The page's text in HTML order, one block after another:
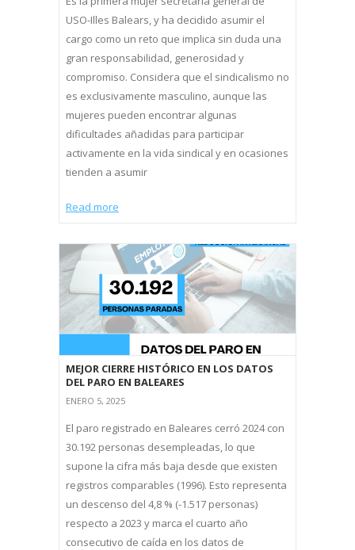
USO-Illes Balears, y ha decidido asumir el
cargo como un reto que implica sin duda una
gran responsabilidad, generosidad y
compromiso. Considera que el sindicalismo no
es exclusivamente masculino, aunque las
mujeres pueden encontrar algunas
dificultades añadidas para participar
activamente en la vida sindical y en ocasiones
tienden a asumir
Read more
MEJOR CIERRE HISTÓRICO EN LOS DATOS
DEL PARO EN BALEARES
ENERO 5, 2025
El paro registrado en Baleares cerró 2024 con
30.192 personas desempleadas, lo que
supone la cifra más baja desde que existen
registros comparables (1996). Esto representa
un descenso del 4,8 % (-1.517 personas)
respecto a 2023 y marca el cuarto año
consecutivo de caída en los datos de